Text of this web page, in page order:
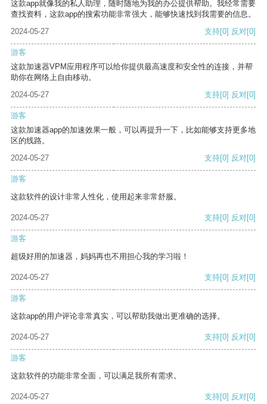
这款app就像我的私人助理，随时随地为我的办公提供帮助。我经常需要
查找资料，这款app的搜索功能非常强大，能够快速找到我需要的信息。
2024-05-27
支持[0] 反对[0]
游客
这款加速器VPM应用程序可以给你提供最高速度和安全性的连接，并帮
助你在网络上自由移动。
2024-05-27
支持[0] 反对[0]
游客
这款加速器app的加速效果一般，可以再提升一下，比如能够支持更多地
区的线路。
2024-05-27
支持[0] 反对[0]
游客
这款软件的设计非常人性化，使用起来非常舒服。
2024-05-27 支持[0] 反对[0]
游客
超级好用的加速器，妈妈再也不用担心我的学习啦！
2024-05-27 支持[0] 反对[0]
游客
这款app的用户评论非常真实，可以帮助我做出更准确的选择。
2024-05-27 支持[0] 反对[0]
游客
这款软件的功能非常全面，可以满足我所有需求。
2024-05-27 支持[0] 反对[0]